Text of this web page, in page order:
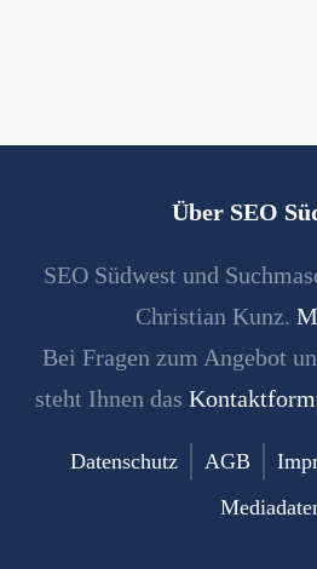
Über SEO
SEO Südwest und
Christian Kunz.
Bei Fragen zum Angebot
steht Ihnen das
Datenschutz AGB